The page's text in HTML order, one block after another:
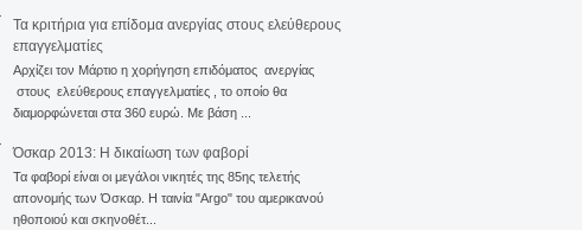
Τα κριτήρια για επίδομα ανεργίας στους ελεύθερους
επαγγελματίες
Αρχίζει τον Μάρτιο η χορήγηση επιδόματος ανεργίας
στους ελεύθερους επαγγελματίες , το οποίο θα
διαμορφώνεται στα 360 ευρώ. Με βάση ...
Όσκαρ 2013: Η δικαίωση των φαβορί
Τα φαβορί είναι οι μεγάλοι νικητές της 85ης τελετής
απονομής των Όσκαρ. Η ταινία "Αrgo" του αμερικανού
ηθοποιού και σκηνοθέτ...